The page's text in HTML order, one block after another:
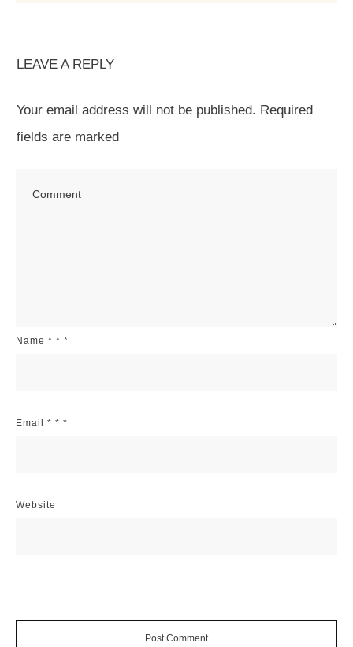
LEAVE A REPLY
Your email address will not be published. Required
fields are marked
Name * * *
Email * * *
Website
Post Comment